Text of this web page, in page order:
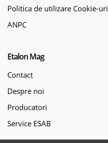
Politica de utilizare Cookie-uri
ANPC
Etalon Mag
Contact
Despre noi
Producatori
Service ESAB